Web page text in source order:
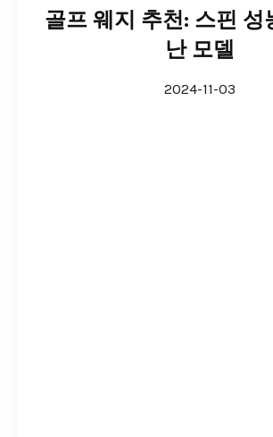
골프 웨지 추천: 스핀 성
난 모델
2024-11-03